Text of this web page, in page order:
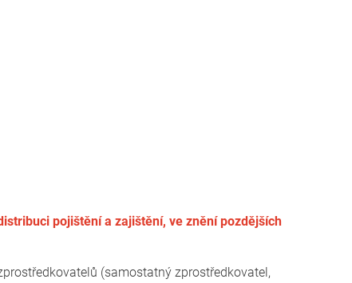
pojištění a zajištění, ve znění pozdějších
(samostatný zprostředkovatel,